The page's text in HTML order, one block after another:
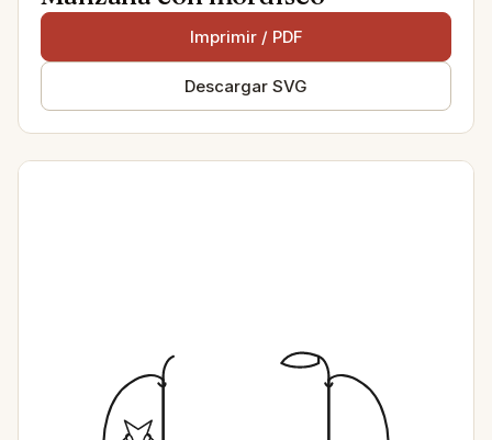
Imprimir / PDF
Descargar SVG